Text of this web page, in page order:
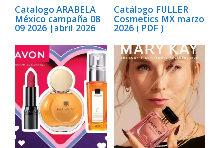
Catalogo ARABELA
México campaña 08
09 2026 |abril 2026
Catálogo FULLER
Cosmetics MX marzo
2026 ( PDF )